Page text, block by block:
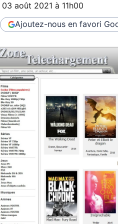
03 août 2021 à 11h00
Ajoutez-nous en favori